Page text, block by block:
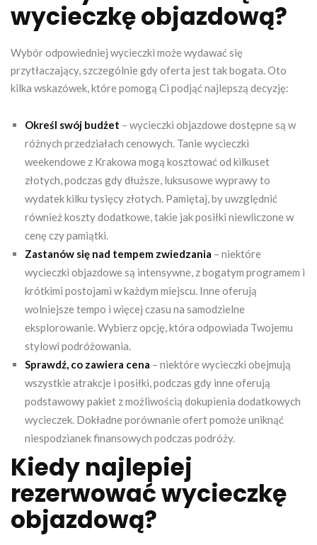
wycieczkę objazdową?
Wybór odpowiedniej wycieczki może wydawać się
przytłaczający, szczególnie gdy oferta jest tak bogata. Oto
kilka wskazówek, które pomogą Ci podjąć najlepszą decyzję:
Określ swój budżet – wycieczki objazdowe dostępne są w
różnych przedziałach cenowych. Tanie wycieczki
weekendowe z Krakowa mogą kosztować od kilkuset
złotych, podczas gdy dłuższe, luksusowe wyprawy to
wydatek kilku tysięcy złotych. Pamiętaj, by uwzględnić
również koszty dodatkowe, takie jak posiłki niewliczone w
cenę czy pamiątki.
Zastanów się nad tempem zwiedzania – niektóre
wycieczki objazdowe są intensywne, z bogatym programem i
krótkimi postojami w każdym miejscu. Inne oferują
wolniejsze tempo i więcej czasu na samodzielne
eksplorowanie. Wybierz opcję, która odpowiada Twojemu
stylowi podróżowania.
Sprawdź, co zawiera cena – niektóre wycieczki obejmują
wszystkie atrakcje i posiłki, podczas gdy inne oferują
podstawowy pakiet z możliwością dokupienia dodatkowych
wycieczek. Dokładne porównanie ofert pomoże uniknąć
niespodzianek finansowych podczas podróży.
Kiedy najlepiej
rezerwować wycieczkę
objazdową?